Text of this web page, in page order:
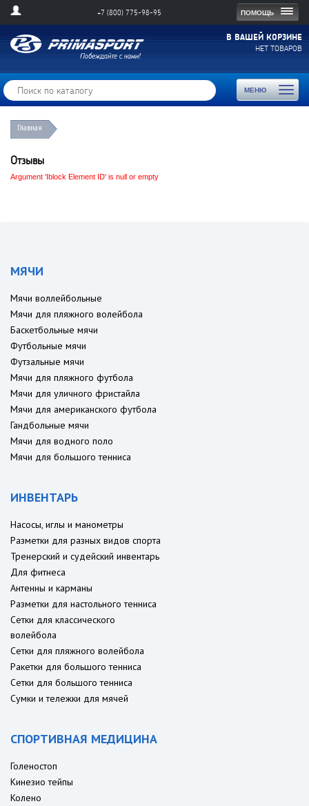
ПОМОЩЬ
+7 (800) 775-98-95
В ВАШЕЙ КОРЗИНЕ
НЕТ ТОВАРОВ
МЕНЮ
Toggle
Главная
Отзывы
Argument 'Iblock Element ID' is null or empty
МЯЧИ
Мячи воллейбольные
Мячи для пляжного волейбола
Баскетбольные мячи
Футбольные мячи
Футзальные мячи
Мячи для пляжного футбола
Мячи для уличного фристайла
Мячи для американского футбола
Гандбольные мячи
Мячи для водного поло
Мячи для большого тенниса
ИНВЕНТАРЬ
Насосы, иглы и манометры
Разметки для разных видов спорта
Тренерский и судейский инвентарь
Для фитнеса
Антенны и карманы
Разметки для настольного тенниса
Сетки для классического
волейбола
Сетки для пляжного волейбола
Ракетки для большого тенниса
Сетки для большого тенниса
Сумки и тележки для мячей
СПОРТИВНАЯ МЕДИЦИНА
Голеностоп
Кинезио тейпы
Колено